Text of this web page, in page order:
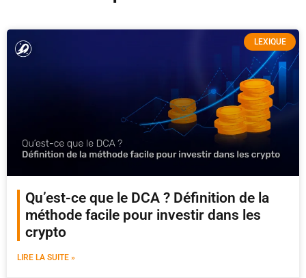
LEXIQUE
Qu’est-ce que le DCA ? Définition de la
méthode facile pour investir dans les
crypto
LIRE LA SUITE »